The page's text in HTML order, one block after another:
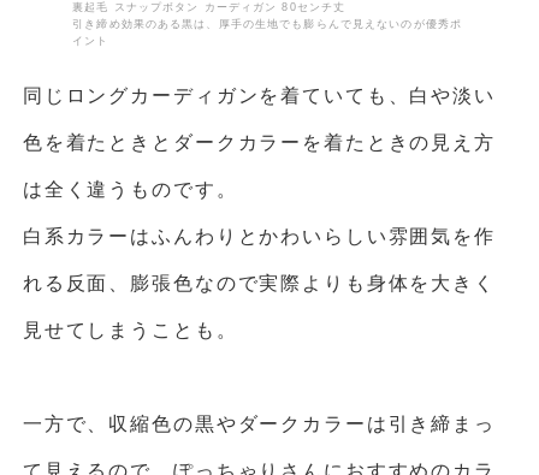
裏起毛 スナップボタン カーディガン 80センチ丈
引き締め効果のある黒は、厚手の生地でも膨らんで見えないのが優秀ポ
イント
同じロングカーディガンを着ていても、白や淡い
色を着たときとダークカラーを着たときの見え方
は全く違うものです。
白系カラーはふんわりとかわいらしい雰囲気を作
れる反面、膨張色なので実際よりも身体を大きく
見せてしまうことも。
一方で、収縮色の黒やダークカラーは引き締まっ